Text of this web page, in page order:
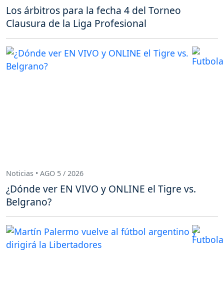
Los árbitros para la fecha 4 del Torneo
Clausura de la Liga Profesional
Noticias • AGO 5 / 2026
¿Dónde ver EN VIVO y ONLINE el Tigre vs.
Belgrano?